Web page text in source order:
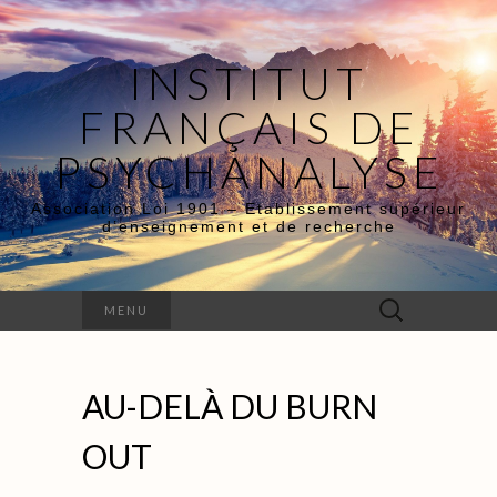
INSTITUT
FRANÇAIS DE
PSYCHANALYSE
Association Loi 1901 – Etablissement supérieur
d’enseignement et de recherche
MENU Rechercher :
AU-DELÀ DU BURN
OUT